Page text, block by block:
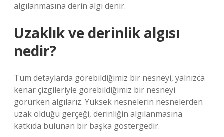
algılanmasına derin algı denir.
Uzaklık ve derinlik algısı
nedir?
Tüm detaylarda görebildiğimiz bir nesneyi, yalnızca
kenar çizgileriyle görebildiğimiz bir nesneyi
görürken algılarız. Yüksek nesnelerin nesnelerden
uzak olduğu gerçeği, derinliğin algılanmasına
katkıda bulunan bir başka göstergedir.